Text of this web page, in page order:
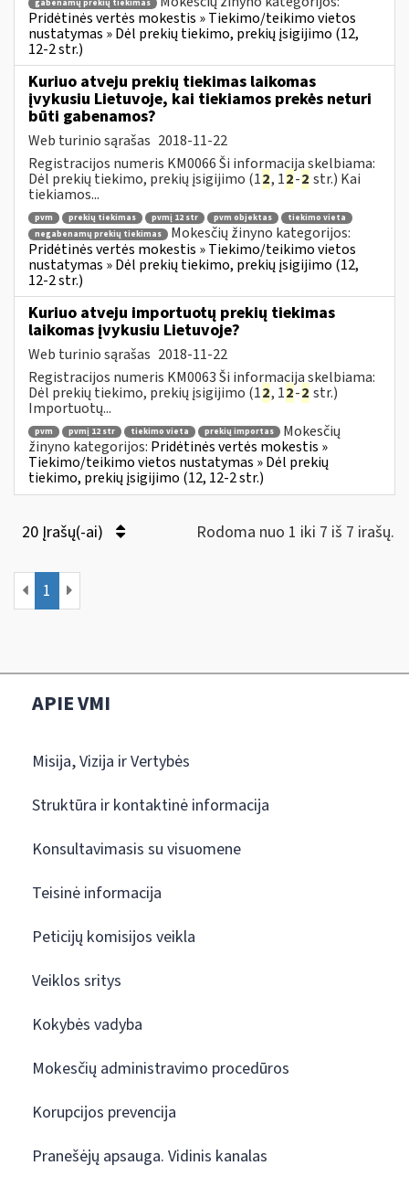
gabenamų prekių tiekimas
Pridėtinės vertės mokestis » Tiekimo/teikimo vietos
nustatymas » Dėl prekių tiekimo, prekių įsigijimo (12,
12-2 str.)
Kuriuo atveju prekių tiekimas laikomas
įvykusiu Lietuvoje, kai tiekiamos prekės neturi
būti gabenamos?
Web turinio sąrašas 2018-11-22
Registracijos numeris KM0066 Ši informacija skelbiama:
Dėl prekių tiekimo, prekių įsigijimo (12, 12-2 str.) Kai
tiekiamos...
pvm prekių tiekimas pvmį 12 str pvm objektas
tiekimo vieta
negabenamų prekių tiekimas
Mokesčių žinyno kategorijos:
Pridėtinės vertės mokestis » Tiekimo/teikimo vietos
nustatymas » Dėl prekių tiekimo, prekių įsigijimo (12,
12-2 str.)
Kuriuo atveju importuotų prekių tiekimas
laikomas įvykusiu Lietuvoje?
Web turinio sąrašas 2018-11-22
Registracijos numeris KM0063 Ši informacija skelbiama:
Dėl prekių tiekimo, prekių įsigijimo (12, 12-2 str.)
Importuotų...
pvm pvmį 12 str tiekimo vieta prekių importas
Mokesčių
žinyno kategorijos: Pridėtinės vertės mokestis »
Tiekimo/teikimo vietos nustatymas » Dėl prekių
tiekimo, prekių įsigijimo (12, 12-2 str.)
20 Įrašų(-ai) Rodoma nuo 1 iki 7 iš 7 irašų.
1
APIE VMI
Misija, Vizija ir Vertybės
Struktūra ir kontaktinė informacija
Konsultavimasis su visuomene
Teisinė informacija
Peticijų komisijos veikla
Veiklos sritys
Kokybės vadyba
Mokesčių administravimo procedūros
Korupcijos prevencija
Pranešėjų apsauga. Vidinis kanalas